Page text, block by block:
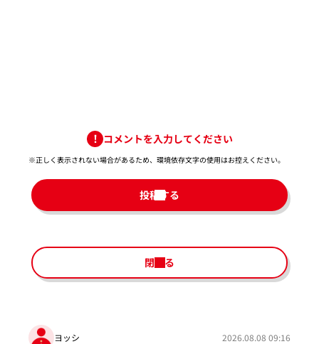
コメントを入力してください
※正しく表示されない場合があるため、環境依存文字の使用はお控えください。​
投稿する
閉じる
ヨッシ 2026.08.08 09:16